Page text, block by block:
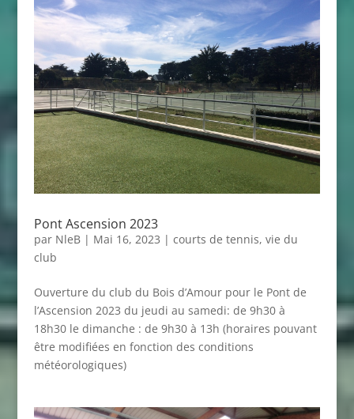
Pont Ascension 2023
par NleB| Mai 16, 2023 | courts de tennis, vie du
club
Ouverture du club du Bois d’Amour pour le Pont de
l’Ascension 2023 du jeudi au samedi: de 9h30 à
18h30 le dimanche : de 9h30 à 13h (horaires pouvant
être modifiées en fonction des conditions
météorologiques)